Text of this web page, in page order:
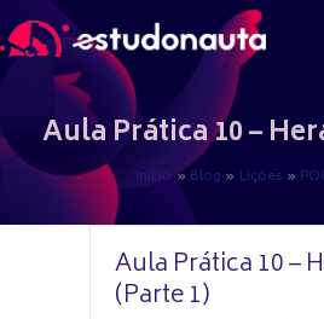
para
conteúdo
Aula Prática 10 –
Início Blog Lições
Aula Prática 10 –
(Parte 1)